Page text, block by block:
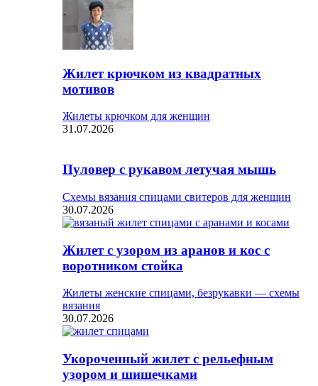
Жилет крючком из квадратных
мотивов
Жилеты крючком для женщин
31.07.2026
Пуловер с рукавом летучая мышь
Схемы вязания спицами свитеров для женщин
30.07.2026
Жилет с узором из аранов и кос с
воротником стойка
Жилеты женские спицами, безрукавки — схемы
вязания
30.07.2026
Укороченный жилет с рельефным
узором и шишечками